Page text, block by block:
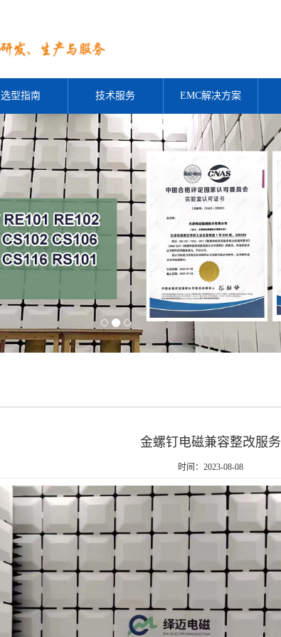
选型指南 技术服务 EMC解决方案
金螺钉电磁兼容整改服务
时间：2023-08-08